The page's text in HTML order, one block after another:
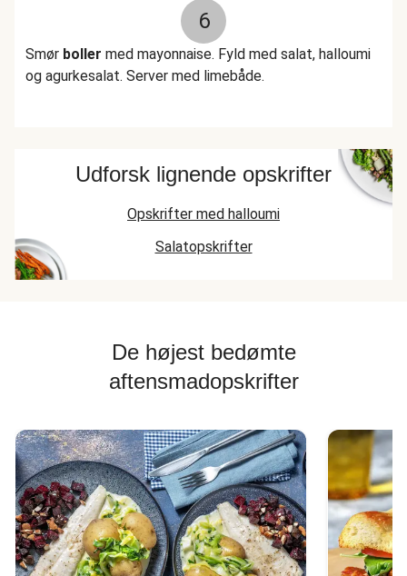
6
Smør boller med mayonnaise. Fyld med salat, halloumi
og agurkesalat. Server med limebåde.
Udforsk lignende opskrifter
Opskrifter med halloumi
Salatopskrifter
De højest bedømte
aftensmadopskrifter